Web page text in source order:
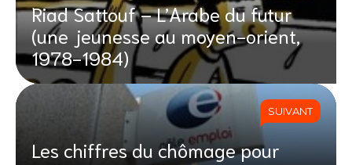
Riad Sattouf – L’Arabe du futur
(une jeunesse au moyen-orient,
1978-1984)
SUIVANT
Les chiffres du chômage pour